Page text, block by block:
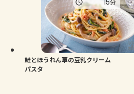
鮭とほうれん草の豆乳クリーム
パスタ
15分